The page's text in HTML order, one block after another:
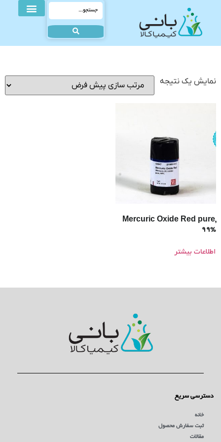
نمایش یک نتیجه
Mercuric Oxide Red pure,
99%
اطلاعات بیشتر
دسترسی سریع
خانه
ثبت سفارش محصول
مقالات